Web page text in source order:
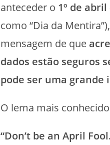
anteceder o 1º de abril
como “Dia da
mensagem de que
dados estão seguros
pode ser uma grande
O lema mais
“Don’t be an April